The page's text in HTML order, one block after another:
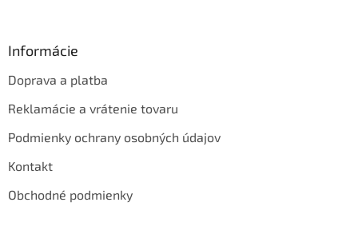
Informácie
Doprava a platba
Reklamácie a vrátenie tovaru
Podmienky ochrany osobných údajov
Kontakt
Obchodné podmienky